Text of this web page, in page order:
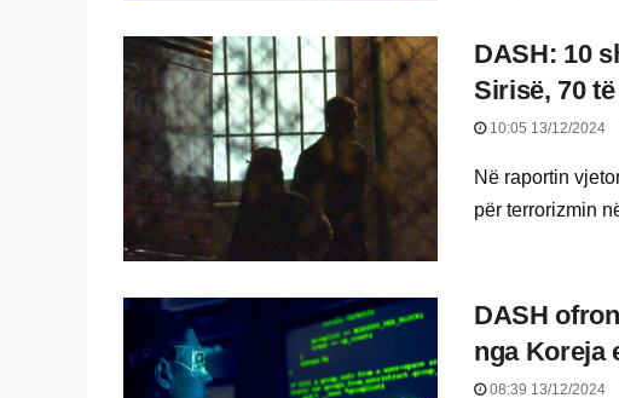
DASH: 10
Sirisë, 70
10:05 13/12/2024
Në raportin
për terrorizmin
DASH
nga Koreja
08:39 13/12/2024